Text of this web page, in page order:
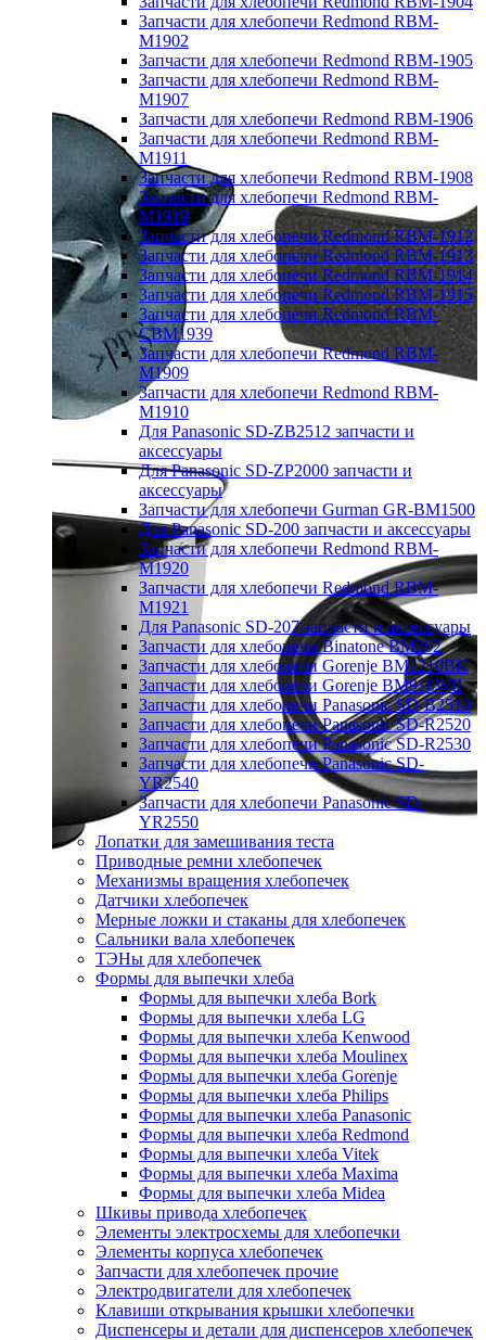
Запчасти для хлебопечи Redmond RBM-
M1902
Запчасти для хлебопечи Redmond RBM-1905
Запчасти для хлебопечи Redmond RBM-
M1907
Запчасти для хлебопечи Redmond RBM-1906
Запчасти для хлебопечи Redmond RBM-
M1911
Запчасти для хлебопечи Redmond RBM-1908
Запчасти для хлебопечи Redmond RBM-
M1919
Запчасти для хлебопечи Redmond RBM-1912
Запчасти для хлебопечи Redmond RBM-1913
Запчасти для хлебопечи Redmond RBM-1914
Запчасти для хлебопечи Redmond RBM-1915
Запчасти для хлебопечи Redmond RBM-
CBM1939
Запчасти для хлебопечи Redmond RBM-
M1909
Запчасти для хлебопечи Redmond RBM-
M1910
Для Panasonic SD-ZB2512 запчасти и
аксессуары
Для Panasonic SD-ZP2000 запчасти и
аксессуары
Запчасти для хлебопечи Gurman GR-BM1500
Для Panasonic SD-200 запчасти и аксессуары
Запчасти для хлебопечи Redmond RBM-
M1920
Запчасти для хлебопечи Redmond RBM-
M1921
Для Panasonic SD-207 запчасти и аксессуары
Запчасти для хлебопечи Binatone BM202
Запчасти для хлебопечи Gorenje BM1210BK
Запчасти для хлебопечи Gorenje BM910WII
Запчасти для хлебопечи Panasonic SD-B2510
Запчасти для хлебопечи Panasonic SD-R2520
Запчасти для хлебопечи Panasonic SD-R2530
Запчасти для хлебопечи Panasonic SD-
YR2540
Запчасти для хлебопечи Panasonic SD-
YR2550
Лопатки для замешивания теста
Приводные ремни хлебопечек
Механизмы вращения хлебопечек
Датчики хлебопечек
Мерные ложки и стаканы для хлебопечек
Сальники вала хлебопечек
ТЭНы для хлебопечек
Формы для выпечки хлеба
Формы для выпечки хлеба Bork
Формы для выпечки хлеба LG
Формы для выпечки хлеба Kenwood
Формы для выпечки хлеба Moulinex
Формы для выпечки хлеба Gorenje
Формы для выпечки хлеба Philips
Формы для выпечки хлеба Panasonic
Формы для выпечки хлеба Redmond
Формы для выпечки хлеба Vitek
Формы для выпечки хлеба Maxima
Формы для выпечки хлеба Midea
Шкивы привода хлебопечек
Элементы электросхемы для хлебопечки
Элементы корпуса хлебопечек
Запчасти для хлебопечек прочие
Электродвигатели для хлебопечек
Клавиши открывания крышки хлебопечки
Диспенсеры и детали для диспенсеров хлебопечек